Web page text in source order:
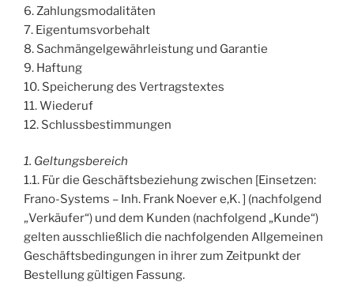
6. Zahlungsmodalitäten
7. Eigentumsvorbehalt
8. Sachmängelgewährleistung und Garantie
9. Haftung
10. Speicherung des Vertragstextes
11. Wiederuf
12. Schlussbestimmungen
1. Geltungsbereich
1.1. Für die Geschäftsbeziehung zwischen [Einsetzen:
Frano-Systems – Inh. Frank Noever e,K. ] (nachfolgend
„Verkäufer“) und dem Kunden (nachfolgend „Kunde“)
gelten ausschließlich die nachfolgenden Allgemeinen
Geschäftsbedingungen in ihrer zum Zeitpunkt der
Bestellung gültigen Fassung.